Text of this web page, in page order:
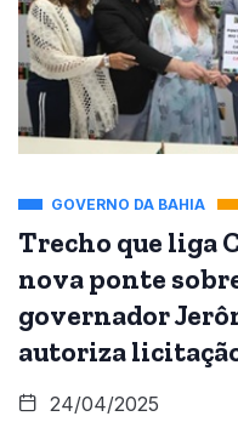
GOVERNO DA BAHIA
Trecho que liga
nova ponte
governador
autoriza
24/04/2025